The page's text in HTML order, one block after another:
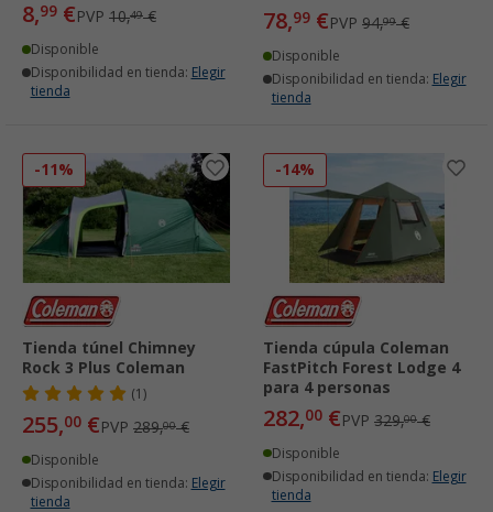
8,99 €PVP 10,49€
Disponible
Disponibilidad en tienda: Elegir
tienda
78,99 €PVP 94,99€
Disponible
Disponibilidad en tienda: Elegir
tienda
-11%
Tienda túnel Chimney
Rock 3 Plus Coleman
(1)
255,00 €PVP 289,00€
Disponible
Disponibilidad en tienda: Elegir
tienda
-14%
Tienda cúpula Coleman
FastPitch Forest Lodge 4
para 4 personas
282,00 €PVP 329,00€
Disponible
Disponibilidad en tienda: Elegir
tienda